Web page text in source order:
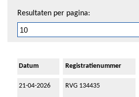
Resultaten per pagina:
Datum Registratienummer
21-04-2026 RVG 134435